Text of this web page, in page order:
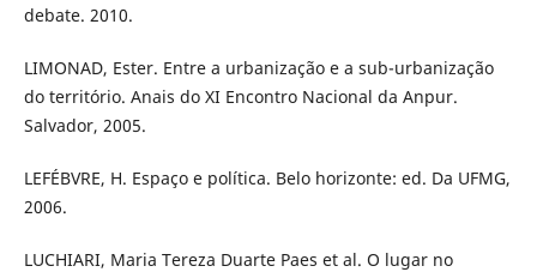
debate. 2010.
LIMONAD, Ester. Entre a urbanização e a sub-urbanização
do território. Anais do XI Encontro Nacional da Anpur.
Salvador, 2005.
LEFÉBVRE, H. Espaço e política. Belo horizonte: ed. Da UFMG,
2006.
LUCHIARI, Maria Tereza Duarte Paes et al. O lugar no